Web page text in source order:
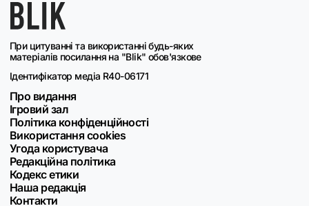
При цитуванні та використанні будь-яких
матеріалів посилання на "Blik" обов'язкове
Ідентифікатор медіа R40-06171
Про видання
Ігровий зал
Політика конфіденційності
Використання cookies
Угода користувача
Редакційна політика
Кодекс етики
Наша редакція
Контакти